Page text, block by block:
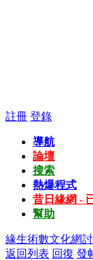
註冊 登錄
導航
論壇
搜索
熱爆程式
昔日緣網 -
幫助
緣生術數文化網
返回列表 回復 發